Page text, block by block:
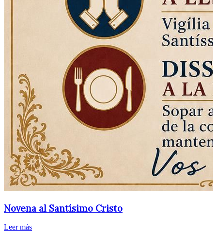
Novena al Santísimo Cristo
Leer más